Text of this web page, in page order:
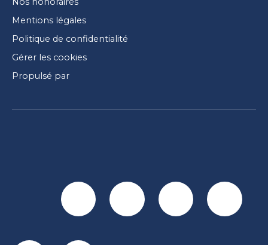
Mentions légales
Politique de confidentialité
Gérer les cookies
Propulsé par